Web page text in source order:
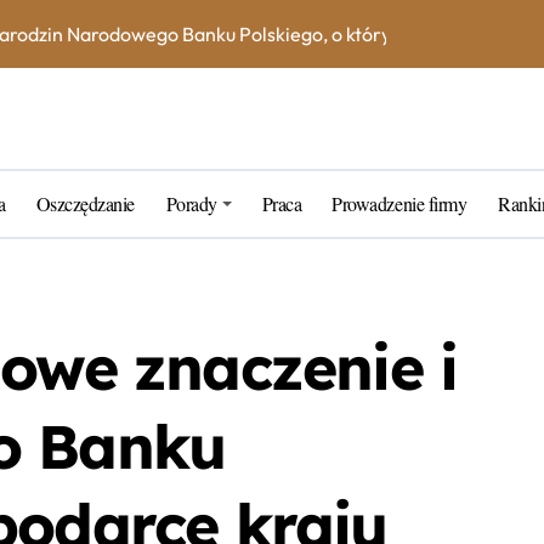
książeczce mieszkaniowej w 2023 roku? Skorzystaj z
– jak uniknąć dodatkowych kosztów i opłat?
porady na 2023 rok
wybrać najlepszą inwestycję dla siebie?
Oszczędzanie Porady Praca Prowadzenie firmy
znaczenie i
Banku
kraju